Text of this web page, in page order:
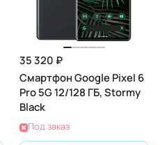
35 320 ₽
Смартфон Google Pixel 6
Pro 5G 12/128 ГБ, Stormy
Black
Под заказ